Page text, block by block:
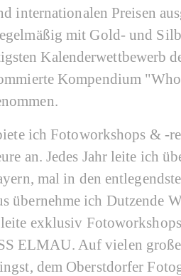
internationalen Preisen
mit Gold- und
Kalenderwettbewerb
Kompendium
ich Fotoworkshops & -
an. Jedes Jahr leite ich
mal in den
übernehme ich Dutzende
exklusiv
ELMAU. Auf vielen
dem Oberstdorfer